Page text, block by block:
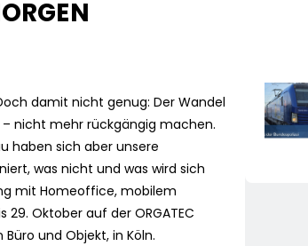
damit nicht genug: Der Wandel
– nicht mehr rückgängig machen.
haben sich aber unsere
was nicht und was wird sich
mit Homeoffice, mobilem
Oktober auf der ORGATEC
und Objekt, in Köln.